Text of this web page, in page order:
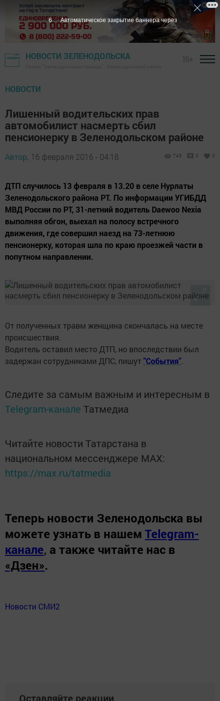
НОВОСТИ ЗЕЛЕНОДОЛЬСКА
НОВОСТИ
Лишенный водительских прав
автомобилист насмерть сбил
пенсионерку в Зеленодольском районе
Автор, 16 февраля 2016 - 04:18 745 0 0
ДТП случилось 13 февраля в 13.20 в селе Нурлаты
Зеленодольского района РТ. По информации УГИБДД
МВД России по РТ, 31-летний водитель Daewoo Nexia
выполняя обгон, выехал на полосу встречного
движения, где совершил наезд на 73-летнюю
пенсионерку, которая шла по краю проезжей части в
попутном направлении.
От полученных травм женщина скончалась на месте
происшествия.
Водитель оставил место ДТП, но впоследствии был
задержан сотрудниками ДПС, пишут"События".
Следите за самым важным и интересным в
Telegram-канале Татмедиа
Читайте новости Татарстана в
национальном мессенджере MАХ:
https://max.ru/tatmedia
Теперь новости Зеленодольска вы
можете узнать в нашем Telegram-
канале, а также читайте нас в
«Дзен».
Новости СМИ2
Оставляйте реакции
5 Автоматическое закрытие баннера через